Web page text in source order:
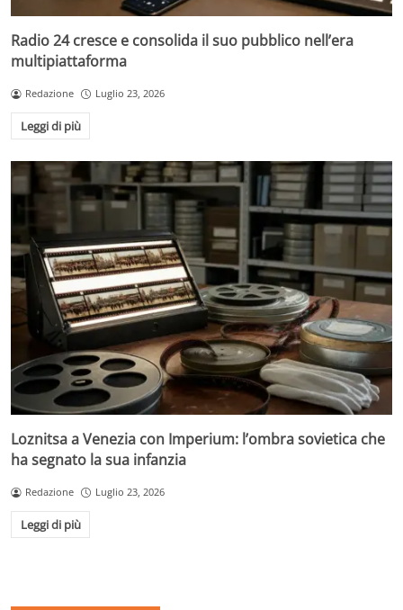
Radio 24 cresce e consolida il suo pubblico nell’era
multipiattaforma
Redazione Luglio 23, 2026
Leggi di più
Loznitsa a Venezia con Imperium: l’ombra sovietica che
ha segnato la sua infanzia
Redazione Luglio 23, 2026
Leggi di più